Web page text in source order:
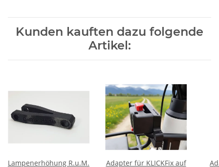
Kunden kauften dazu folgende
Artikel:
Lampenerhöhung R.u.M. Adapter für KLICKFix auf